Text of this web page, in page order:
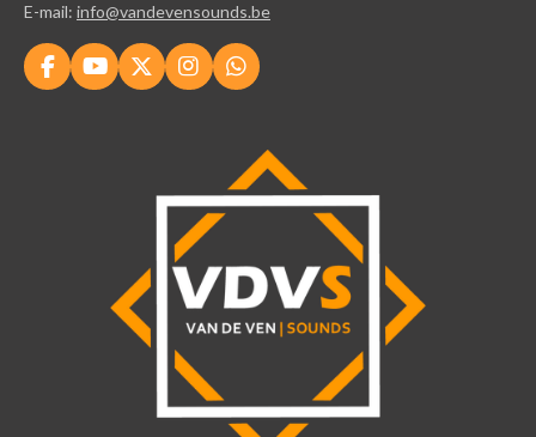
E-mail: info@vandevensounds.be
F
a
Y
o
X
I
n
r
a
m
W
h
A
p